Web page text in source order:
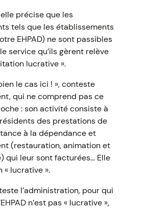
précise que les
tels que les établissements
EHPAD) ne sont passibles
service qu’ils gèrent relève
lucrative ».
le cas ici ! », conteste
qui ne comprend pas ce
: son activité consiste à
des prestations de
à la dépendance et
(restauration, animation et
qui leur sont facturées… Elle
« lucrative ».
l’administration, pour qui
n’est pas « lucrative »,